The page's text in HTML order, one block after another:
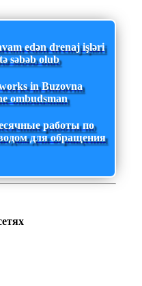
edən drenaj işləri
səbəb olub
in Buzovna
ombudsman
работы по
для обращения